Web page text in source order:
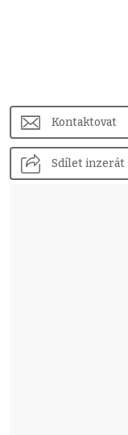
Kontaktovat
Sdílet inzerát